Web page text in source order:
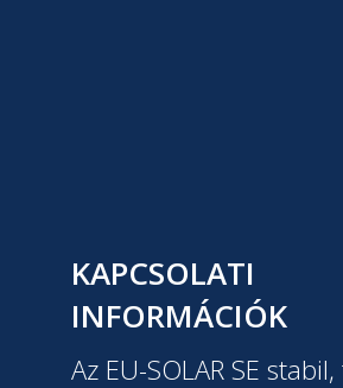
KAPCSOLATI
INFORMÁCIÓK
Az EU-SOLAR SE